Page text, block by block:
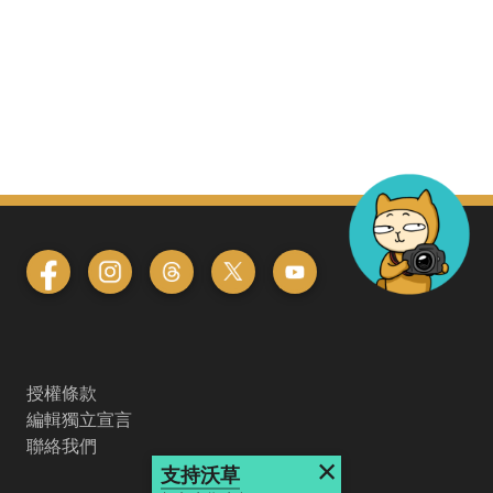
授權條款
編輯獨立宣言
聯絡我們
支持沃草 ×